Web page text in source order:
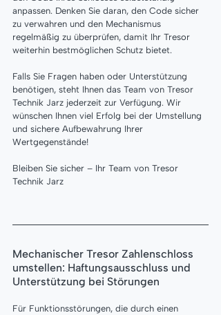
anpassen. Denken Sie daran, den Code sicher
zu verwahren und den Mechanismus
regelmäßig zu überprüfen, damit Ihr Tresor
weiterhin bestmöglichen Schutz bietet.
Falls Sie Fragen haben oder Unterstützung
benötigen, steht Ihnen das Team von Tresor
Technik Jarz jederzeit zur Verfügung. Wir
wünschen Ihnen viel Erfolg bei der Umstellung
und sichere Aufbewahrung Ihrer
Wertgegenstände!
Bleiben Sie sicher – Ihr Team von Tresor
Technik Jarz
Mechanischer Tresor Zahlenschloss
umstellen: Haftungsausschluss und
Unterstützung bei Störungen
Für Funktionsstörungen, die durch einen